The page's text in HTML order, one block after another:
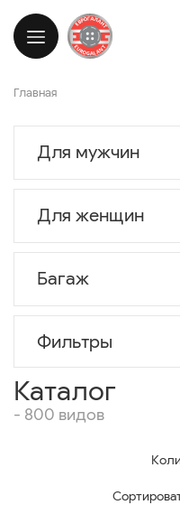
Главная
Для мужчин
Для женщин
Багаж
Фильтры
Каталог
- 800 видов